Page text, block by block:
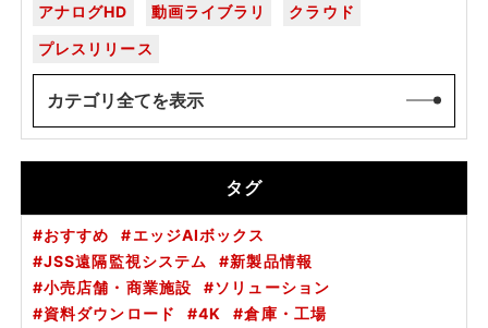
アナログHD
動画ライブラリ
クラウド
プレスリリース
カテゴリ全てを表示
タグ
おすすめ
エッジAIボックス
JSS遠隔監視システム
新製品情報
小売店舗・商業施設
ソリューション
資料ダウンロード
4K
倉庫・工場